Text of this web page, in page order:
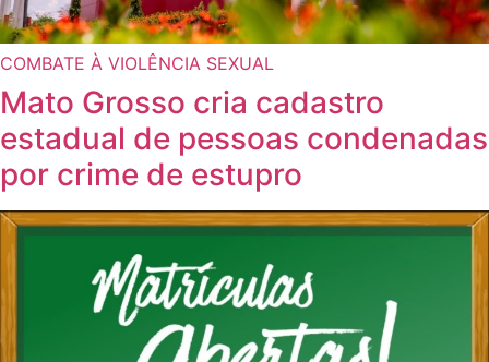
COMBATE À VIOLÊNCIA SEXUAL
Mato Grosso cria cadastro
estadual de pessoas condenadas
por crime de estupro